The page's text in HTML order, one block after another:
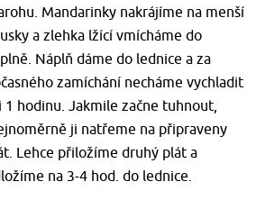
Mandarinky nakrájíme na menší
a zlehka lžící vmícháme do
Náplň dáme do lednice a za
zamíchání necháme vychladit
1 hodinu. Jakmile začne tuhnout,
ji natřeme na připraveny
Lehce přiložíme druhý plát a
na 3-4 hod. do lednice.